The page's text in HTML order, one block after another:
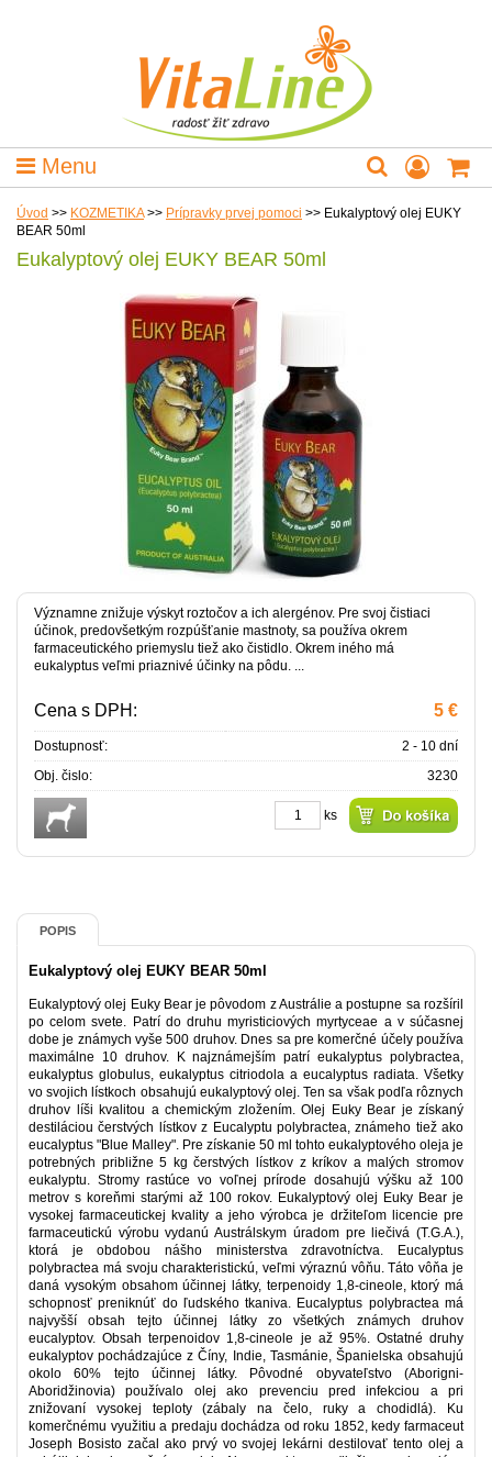
Menu
Úvod >> KOZMETIKA >> Prípravky prvej pomoci >> Eukalyptový olej EUKY
BEAR 50ml
Eukalyptový olej EUKY BEAR 50ml
Významne znižuje výskyt roztočov a ich alergénov. Pre svoj čistiaci
účinok, predovšetkým rozpúšťanie mastnoty, sa používa okrem
farmaceutického priemyslu tiež ako čistidlo. Okrem iného má
eukalyptus veľmi priaznivé účinky na pôdu. ...
Cena s DPH: 5 €
Dostupnosť:
2 - 10 dní
Obj. čislo:
3230
ks
POPIS
Eukalyptový olej EUKY BEAR 50ml
Eukalyptový olej Euky Bear je pôvodom z Austrálie a postupne sa rozšíril
po celom svete. Patrí do druhu myristiciových myrtyceae a v súčasnej
dobe je známych vyše 500 druhov. Dnes sa pre komerčné účely používa
maximálne 10 druhov. K najznámejším patrí eukalyptus polybractea,
eukalyptus globulus, eukalyptus citriodola a eucalyptus radiata. Všetky
vo svojich lístkoch obsahujú eukalyptový olej. Ten sa však podľa rôznych
druhov líši kvalitou a chemickým zložením. Olej Euky Bear je získaný
destiláciou čerstvých lístkov z Eucalyptu polybractea, známeho tiež ako
eucalyptus "Blue Malley". Pre získanie 50 ml tohto eukalyptového oleja je
potrebných približne 5 kg čerstvých lístkov z kríkov a malých stromov
eukalyptu. Stromy rastúce vo voľnej prírode dosahujú výšku až 100
metrov s koreňmi starými až 100 rokov. Eukalyptový olej Euky Bear je
vysokej farmaceutickej kvality a jeho výrobca je držiteľom licencie pre
farmaceutickú výrobu vydanú Austrálskym úradom pre liečivá (T.G.A.),
ktorá je obdobou nášho ministerstva zdravotníctva. Eucalyptus
polybractea má svoju charakteristickú, veľmi výraznú vôňu. Táto vôňa je
daná vysokým obsahom účinnej látky, terpenoidy 1,8-cineole, ktorý má
schopnosť preniknúť do ľudského tkaniva. Eucalyptus polybractea má
najvyšší obsah tejto účinnej látky zo všetkých známych druhov
eucalyptov. Obsah terpenoidov 1,8-cineole je až 95%. Ostatné druhy
eukalyptov pochádzajúce z Číny, Indie, Tasmánie, Španielska obsahujú
okolo 60% tejto účinnej látky. Pôvodné obyvateľstvo (Aborigni-
Aboridžinovia) používalo olej ako prevenciu pred infekciou a pri
znižovaní vysokej teploty (zábaly na čelo, ruky a chodidlá). Ku
komerčnému využitiu a predaju dochádza od roku 1852, kedy farmaceut
Joseph Bosisto začal ako prvý vo svojej lekárni destilovať tento olej a